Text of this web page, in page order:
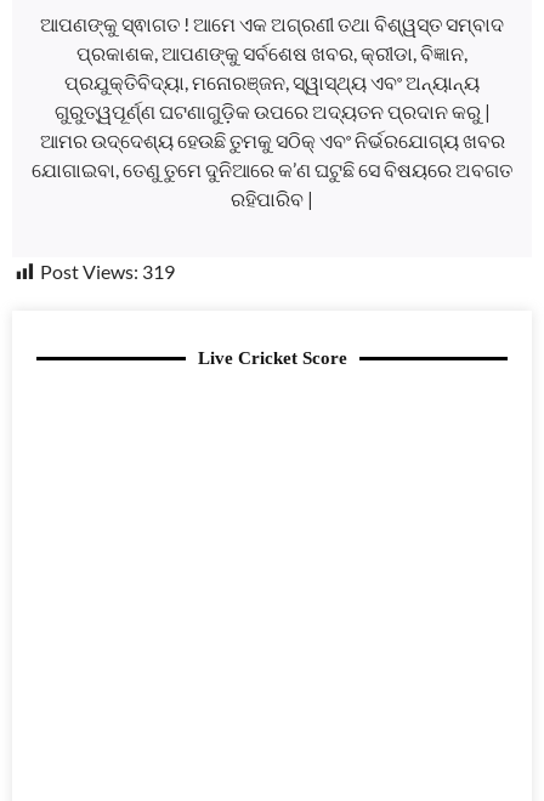
ଆପଣଙ୍କୁ ସ୍ଵାଗତ ! ଆମେ ଏକ ଅଗ୍ରଣୀ ତଥା ବିଶ୍ୱସ୍ତ ସମ୍ବାଦ
ପ୍ରକାଶକ, ଆପଣଙ୍କୁ ସର୍ବଶେଷ ଖବର, କ୍ରୀଡା, ବିଜ୍ଞାନ,
ପ୍ରଯୁକ୍ତିବିଦ୍ୟା, ମନୋରଞ୍ଜନ, ସ୍ୱାସ୍ଥ୍ୟ ଏବଂ ଅନ୍ୟାନ୍ୟ
ଗୁରୁତ୍ୱପୂର୍ଣ୍ଣ ଘଟଣାଗୁଡ଼ିକ ଉପରେ ଅଦ୍ୟତନ ପ୍ରଦାନ କରୁ |
ଆମର ଉଦ୍ଦେଶ୍ୟ ହେଉଛି ତୁମକୁ ସଠିକ୍ ଏବଂ ନିର୍ଭରଯୋଗ୍ୟ ଖବର
ଯୋଗାଇବା, ତେଣୁ ତୁମେ ଦୁନିଆରେ କ’ଣ ଘଟୁଛି ସେ ବିଷୟରେ ଅବଗତ
ରହିପାରିବ |
Post Views: 319
Live Cricket Score